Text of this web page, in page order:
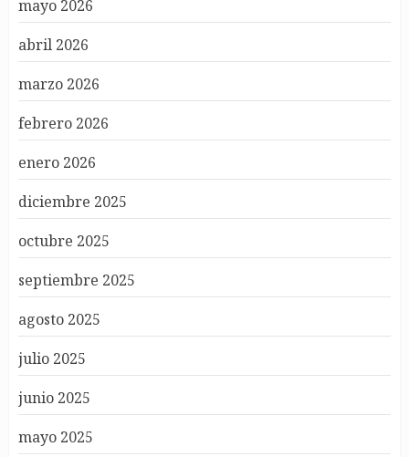
mayo 2026
abril 2026
marzo 2026
febrero 2026
enero 2026
diciembre 2025
octubre 2025
septiembre 2025
agosto 2025
julio 2025
junio 2025
mayo 2025